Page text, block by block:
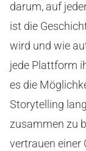
darum, auf
ist die
wird und wie
jede Plattform
es die
Storytelling
zusammen zu
vertrauen einer